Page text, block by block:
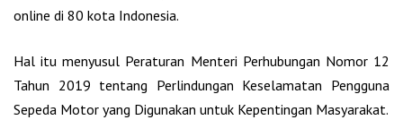
online di 80 kota Indonesia.
Hal itu menyusul Peraturan Menteri Perhubungan Nomor 12
Tahun 2019 tentang Perlindungan Keselamatan Pengguna
Sepeda Motor yang Digunakan untuk Kepentingan Masyarakat.